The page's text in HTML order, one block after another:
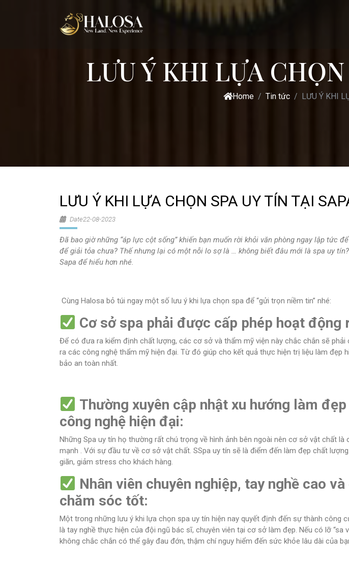
LƯU Ý KHI LỰA
Home Tin tức LƯU Ý KHI
LƯU Ý KHI LỰA CHỌN SPA UY TÍN TẠI
Date22-08-2023
Đã bao giờ những “áp lực cột sống” khiến bạn muốn rời khỏi văn phòng ngay lập tức
để giải tỏa chưa? Thế nhưng lại có một nỗi lo sợ là … không biết đâu mới là spa uy
Sapa để hiểu hơn nhé.
Cùng Halosa bỏ túi ngay một số lưu ý khi lựa chọn spa để “gửi trọn niềm tin” nhé:
Cơ sở spa phải được cấp phép hoạt động
Để có đưa ra kiểm định chất lượng, các cơ sở và thẩm mỹ viện này chắc chắn sẽ phải
ra các công nghệ thẩm mỹ hiện đại. Từ đó giúp cho kết quả thực hiện trị liệu làm đẹp
bảo an toàn nhất.
Thường xuyên cập nhật xu hướng làm
công nghệ hiện đại:
Những Spa uy tín họ thường rất chú trọng về hình ảnh bên ngoài nên cơ sở vật chất
mạnh . Với sự đầu tư về cơ sở vật chất. SSpa uy tín sẽ là điểm đến làm đẹp chất
giãn, giảm stress cho khách hàng.
Nhân viên chuyên nghiệp, tay nghề cao
chăm sóc tốt:
Một trong những lưu ý khi lựa chọn spa uy tín hiện nay quyết định đến sự thành công
là tay nghề thực hiện của đội ngũ bác sĩ, chuyên viên tại cơ sở làm đẹp. Nếu có lỡ “sa
không chắc chắn có thể gây đau đớn, thậm chí nguy hiểm đến sức khỏe lâu dài của